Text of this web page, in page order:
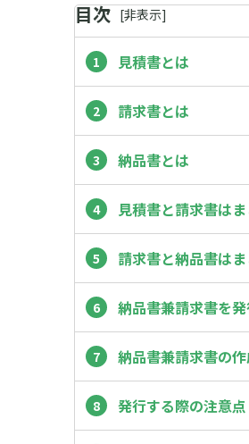
目次 [非表示]
見積書とは
請求書とは
納品書とは
見積書と請求書は
請求書と納品書は
納品書兼請求書を
納品書兼請求書の
発行する際の注意点